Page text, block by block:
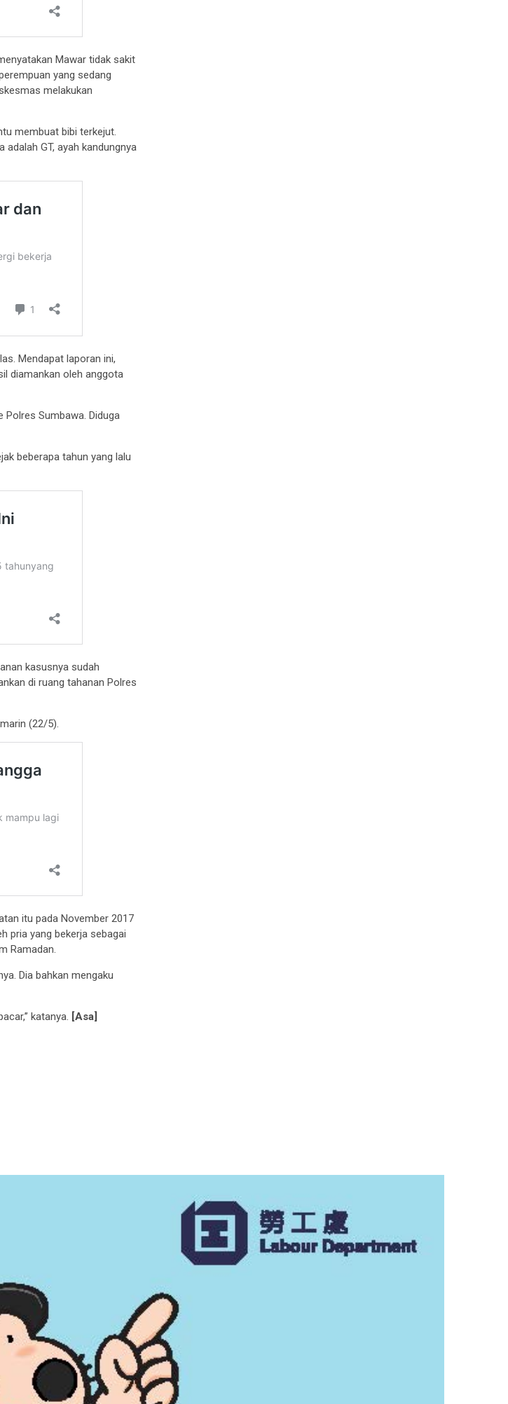
Mawar tidak sakit
yang sedang
melakukan
membuat bibi terkejut.
GT, ayah kandungnya
Mendapat laporan ini,
diamankan oleh anggota
Polres Sumbawa. Diduga
beberapa tahun yang lalu
kasusnya sudah
di ruang tahanan Polres
(22/5).
itu pada November 2017
pria yang bekerja sebagai
Ramadan.
Dia bahkan mengaku
katanya. [Asa]